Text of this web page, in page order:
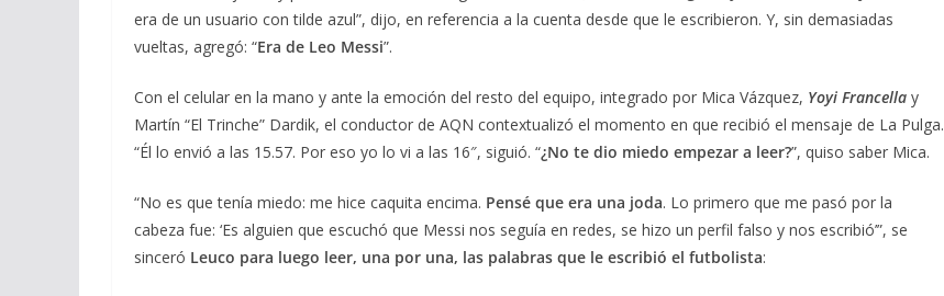
era de un usuario con tilde azul”, dijo, en referencia a la cuenta desde que le escribieron. Y, sin demasiadas
vueltas, agregó: “Era de Leo Messi”.
Con el celular en la mano y ante la emoción del resto del equipo, integrado por Mica Vázquez, Yoyi Francella y
Martín “El Trinche” Dardik, el conductor de AQN contextualizó el momento en que recibió el mensaje de La Pulga.
“Él lo envió a las 15.57. Por eso yo lo vi a las 16″, siguió. “¿No te dio miedo empezar a leer?”, quiso saber Mica.
“No es que tenía miedo: me hice caquita encima. Pensé que era una joda. Lo primero que me pasó por la
cabeza fue: ‘Es alguien que escuchó que Messi nos seguía en redes, se hizo un perfil falso y nos escribió’”, se
sinceró Leuco para luego leer, una por una, las palabras que le escribió el futbolista: